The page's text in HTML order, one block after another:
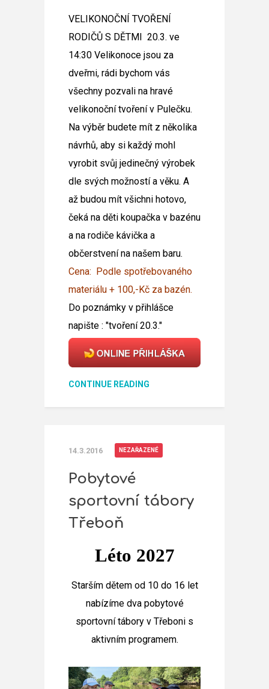
VELIKONOČNÍ TVOŘENÍ
RODIČŮ S DĚTMI 20.3. ve
14:30 Velikonoce jsou za
dveřmi, rádi bychom vás
všechny pozvali na hravé
velikonoční tvoření v Pulečku.
Na výběr budete mít z několika
návrhů, aby si každý mohl
vyrobit svůj jedinečný výrobek
dle svých možností a věku. A
až budou mít všichni hotovo,
čeká na děti koupačka v bazénu
a na rodiče kávička a
občerstvení na našem baru.
Cena: Podle spotřebovaného
materiálu + 100,-Kč za bazén.
Do poznámky v přihlášce
napište : "tvoření 20.3."
CONTINUE READING
14.3.2016 NEZAŘAZENÉ
Pobytové
sportovní tábory
Třeboň
Léto 2027
Starším dětem od 10 do 16 let
nabízíme dva pobytové
sportovní tábory v Třeboni s
aktivním programem.